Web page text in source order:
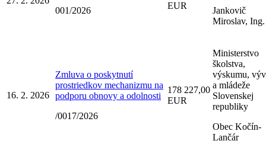
001/2026
EUR
Jankovič
Miroslav, Ing.
16. 2. 2026
Zmluva o poskytnutí
prostriedkov mechanizmu na
podporu obnovy a odolnosti
/0017/2026
178 227,00
EUR
Ministerstvo
školstva,
výskumu,
a mládeže
Slovenskej
republiky
Obec Kočín-
Lančár